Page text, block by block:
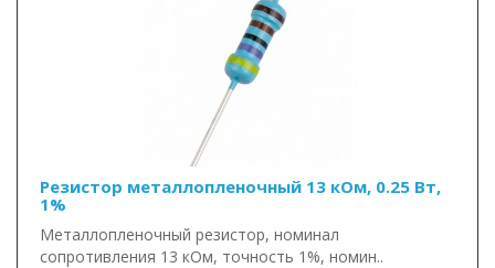
Резистор металлопленочный 13 кОм, 0.25 Вт,
1%
Металлопленочный резистор, номинал
сопротивления 13 кОм, точность 1%, номин..